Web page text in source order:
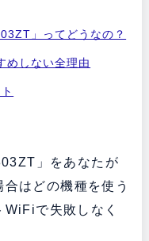
」ってどうなの？
めしない全理由
」をあなたが
はどの機種を使う
で失敗しなく